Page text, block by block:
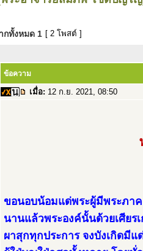
กทั้งหมด 1 [ 2 โพสต์ ]
ข้อความ
เมื่อ: 12 ก.ย. 2021, 08:50
ขอนอบน้อมแด่พระผู้มีพระภา
นานแล้วพระองค์นั้นด้วยเศีย
ผาสุกทุกประการ จงบังเกิดมี